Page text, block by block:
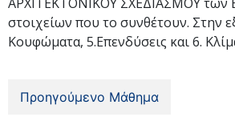
ΑΡΧΙΤΕΚΤΟΝΙΚΟΥ ΣΧΕΔΙΑΣΜΟΥ των
στοιχείων που το συνθέτουν. Στην
Κουφώματα, 5.Επενδύσεις και 6.
Προηγούμενο Μάθημα